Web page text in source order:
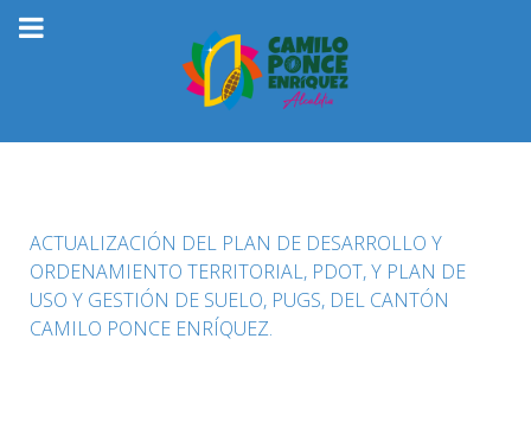
ACTUALIZACIÓN DEL PLAN DE DESARROLLO Y
ORDENAMIENTO TERRITORIAL, PDOT, Y PLAN DE
USO Y GESTIÓN DE SUELO, PUGS, DEL CANTÓN
CAMILO PONCE ENRÍQUEZ.